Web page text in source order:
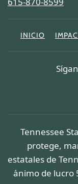
INICIO
Tennessee
protege,
estatales de
ánimo de lucro